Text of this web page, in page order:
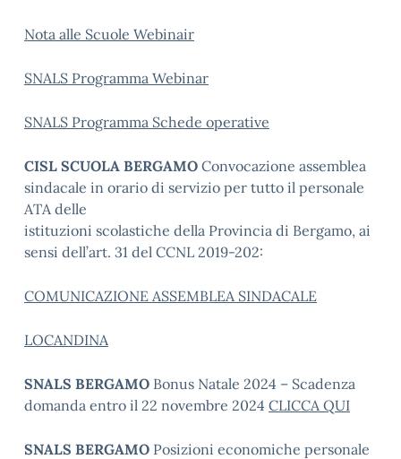
Nota alle Scuole Webinair
SNALS Programma Webinar
SNALS Programma Schede operative
CISL SCUOLA BERGAMO Convocazione assemblea
sindacale in orario di servizio per tutto il personale
ATA delle
istituzioni scolastiche della Provincia di Bergamo, ai
sensi dell’art. 31 del CCNL 2019-202:
COMUNICAZIONE ASSEMBLEA SINDACALE
LOCANDINA
SNALS BERGAMO Bonus Natale 2024 – Scadenza
domanda entro il 22 novembre 2024 CLICCA QUI
SNALS BERGAMO Posizioni economiche personale